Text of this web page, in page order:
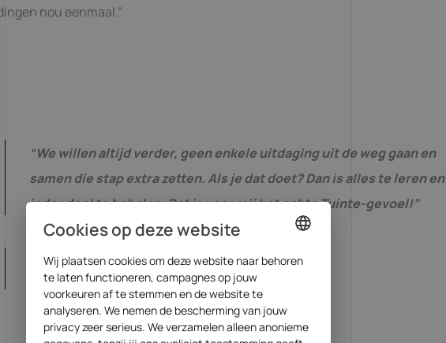
nou eenmaal.”
“We willen altijd verder, geen enkele uitdaging uit de weg gaan en
samen die stap extra zetten. Als je dat doet? Dan is alles te leren en
ieder doel te behalen. Dat is voor mij het echte Tuinte-gevoel!”
Jurgen
Teamleider logistiek
DUTCH
ENGLISH
Cookies op deze website
Wij plaatsen cookies om deze website naar behoren
te laten functioneren, campagnes op jouw
voorkeuren af te stemmen en de website te
analyseren. We nemen de bescherming van jouw
privacy zeer serieus. We verzamelen alleen anonieme